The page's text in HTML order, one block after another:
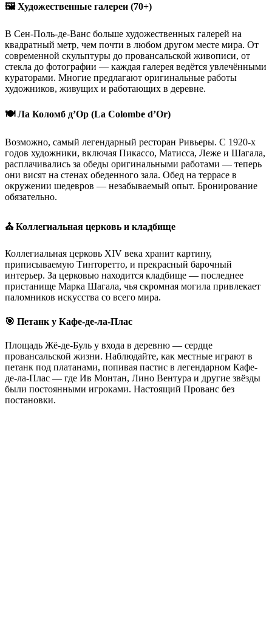
🖼️ Художественные галереи (70+)
В Сен-Поль-де-Ванс больше художественных галерей на
квадратный метр, чем почти в любом другом месте мира. От
современной скульптуры до провансальской живописи, от
стекла до фотографии — каждая галерея ведётся увлечёнными
кураторами. Многие предлагают оригинальные работы
художников, живущих и работающих в деревне.
🍽️ Ла Коломб д’Ор (La Colombe d’Or)
Возможно, самый легендарный ресторан Ривьеры. С 1920-х
годов художники, включая Пикассо, Матисса, Леже и Шагала,
расплачивались за обеды оригинальными работами — теперь
они висят на стенах обеденного зала. Обед на террасе в
окружении шедевров — незабываемый опыт. Бронирование
обязательно.
⛪ Коллегиальная церковь и кладбище
Коллегиальная церковь XIV века хранит картину,
приписываемую Тинторетто, и прекрасный барочный
интерьер. За церковью находится кладбище — последнее
пристанище Марка Шагала, чья скромная могила привлекает
паломников искусства со всего мира.
🎯 Петанк у Кафе-де-ла-Плас
Площадь Жё-де-Буль у входа в деревню — сердце
провансальской жизни. Наблюдайте, как местные играют в
петанк под платанами, попивая пастис в легендарном Кафе-
де-ла-Плас — где Ив Монтан, Лино Вентура и другие звёзды
были постоянными игроками. Настоящий Прованс без
постановки.